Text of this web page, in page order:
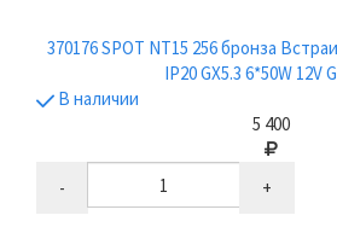
370176 SPOT NT15 256 бронза
IP20 GX5.3 6*50W 12V
В наличии
5 400
- +